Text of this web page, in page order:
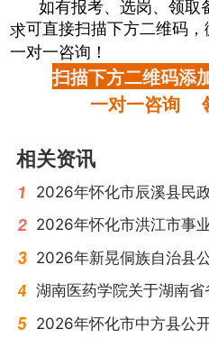
如有报考、选岗、领取
求可直接扫描下方二维码
一对一咨询！
扫描下方二维码添
一对一咨询
相关资讯
2026年怀化市辰溪县民政
2026年怀化市洪江市事业单位
2026年新晃侗族自治县公开
湖南医药学院关于湖南省省直事业单位
2026年怀化市中方县公开